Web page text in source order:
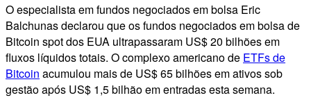
O especialista em fundos negociados em bolsa Eric
Balchunas declarou que os fundos negociados em bolsa de
Bitcoin spot dos EUA ultrapassaram US$ 20 bilhões em
fluxos líquidos totais. O complexo americano de ETFs de
Bitcoin acumulou mais de US$ 65 bilhões em ativos sob
gestão após US$ 1,5 bilhão em entradas esta semana.